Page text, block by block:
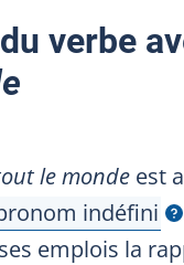
verbe
le monde est
indéfini
emplois la